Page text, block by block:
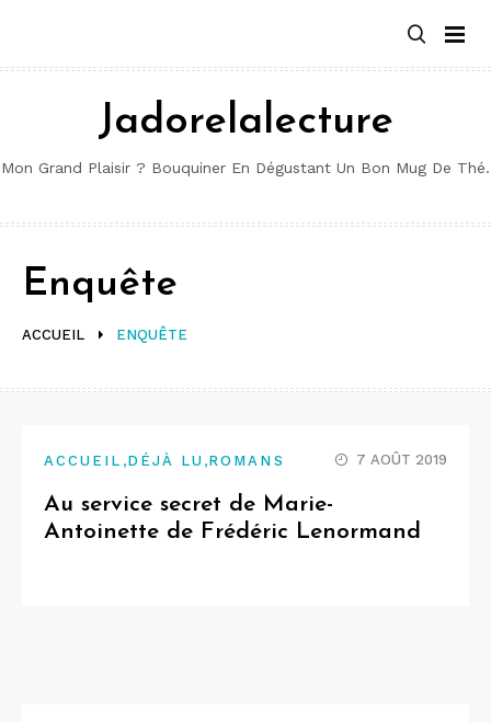
contenu
Jadorelalecture
Mon Grand Plaisir ? Bouquiner En Dégustant Un Bon Mug De Thé.
ACCUEIL ENQUÊTE
Enquête
ACCUEIL ,DÉJÀ LU ,ROMANS 7 AOÛT 2019
Au service secret de Marie-
Antoinette de Frédéric Lenormand